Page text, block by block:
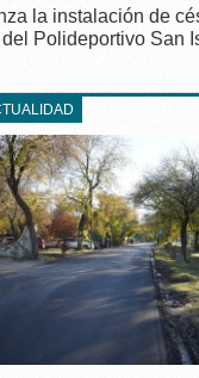
la instalación de
del Polideportivo San